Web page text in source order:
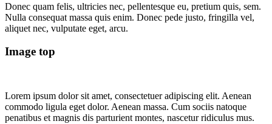
Donec quam felis, ultricies nec, pellentesque eu, pretium quis, sem.
Nulla consequat massa quis enim. Donec pede justo, fringilla vel,
aliquet nec, vulputate eget, arcu.
Image top
Lorem ipsum dolor sit amet, consectetuer adipiscing elit. Aenean
commodo ligula eget dolor. Aenean massa. Cum sociis natoque
penatibus et magnis dis parturient montes, nascetur ridiculus mus.